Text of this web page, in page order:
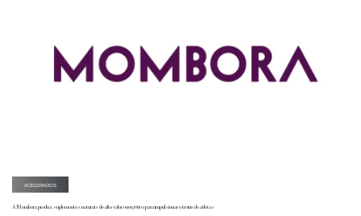
ACELERADOS
A Mombora produz suplementos naturais de alto valor energético para impulsionar o treino de atletas